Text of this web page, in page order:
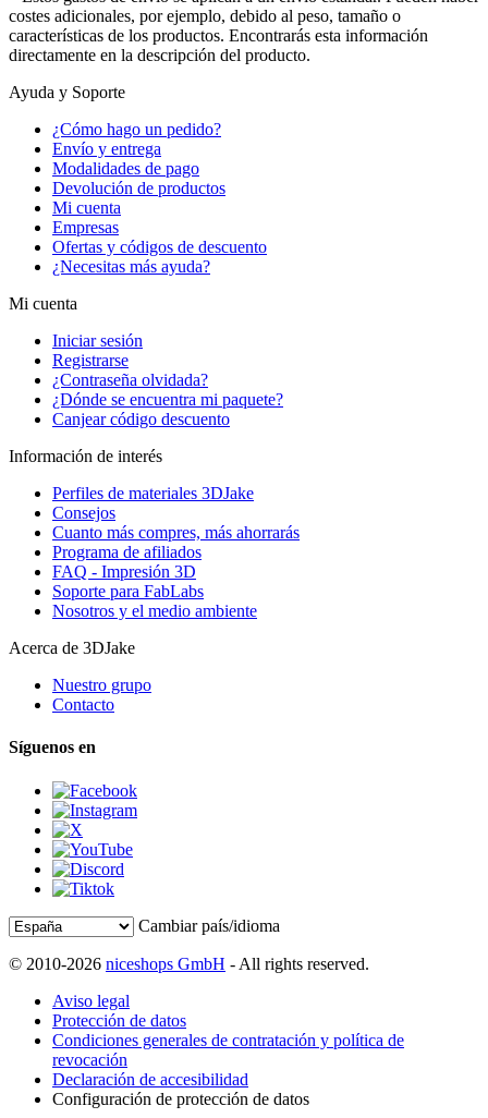
costes adicionales, por ejemplo, debido al peso, tamaño o
características de los productos. Encontrarás esta información
directamente en la descripción del producto.
Ayuda y Soporte
¿Cómo hago un pedido?
Envío y entrega
Modalidades de pago
Devolución de productos
Mi cuenta
Empresas
Ofertas y códigos de descuento
¿Necesitas más ayuda?
Mi cuenta
Iniciar sesión
Registrarse
¿Contraseña olvidada?
¿Dónde se encuentra mi paquete?
Canjear código descuento
Información de interés
Perfiles de materiales 3DJake
Consejos
Cuanto más compres, más ahorrarás
Programa de afiliados
FAQ - Impresión 3D
Soporte para FabLabs
Nosotros y el medio ambiente
Acerca de 3DJake
Nuestro grupo
Contacto
Síguenos en
Cambiar país/idioma
© 2010-2026 niceshops GmbH - All rights reserved.
Aviso legal
Protección de datos
Condiciones generales de contratación y política de
revocación
Declaración de accesibilidad
Configuración de protección de datos